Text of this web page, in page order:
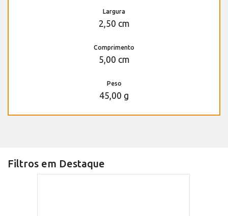
Largura
2,50 cm
Comprimento
5,00 cm
Peso
45,00 g
Filtros em Destaque